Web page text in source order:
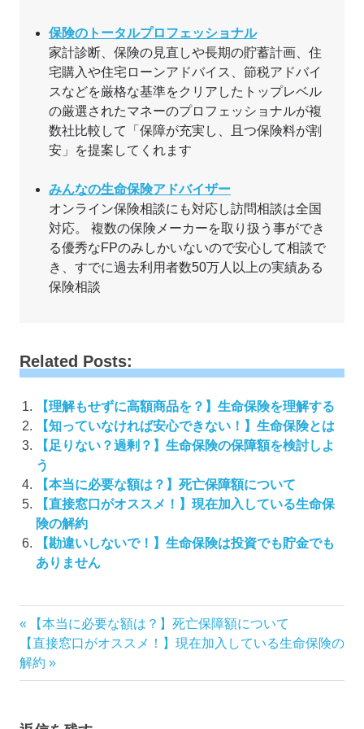
保険のトータルプロフェッショナル
家計診断、保険の見直しや長期の貯蓄計画、住
宅購入や住宅ローンアドバイス、節税アドバイ
スなどを厳格な基準をクリアしたトップレベル
の厳選されたマネーのプロフェッショナルが複
数社比較して「保障が充実し、且つ保険料が割
安」を提案してくれます
みんなの生命保険アドバイザー
オンライン保険相談にも対応し訪問相談は全国
対応。 複数の保険メーカーを取り扱う事ができ
る優秀なFPのみしかいないので安心して相談で
き、すでに過去利用者数50万人以上の実績ある
保険相談
Related Posts:
【理解もせずに高額商品を？】生命保険を理解する
【知っていなければ安心できない！】生命保険とは
【足りない？過剰？】生命保険の保障額を検討しよ
う
【本当に必要な額は？】死亡保障額について
【直接窓口がオススメ！】現在加入している生命保
険の解約
【勘違いしないで！】生命保険は投資でも貯金でも
ありません
投
稿
ナ
前
の
記
事:
【本当に必要な額は？】死亡保障額について
次
の
記
【直接窓口がオススメ！】現在加入している生命保険の
解約